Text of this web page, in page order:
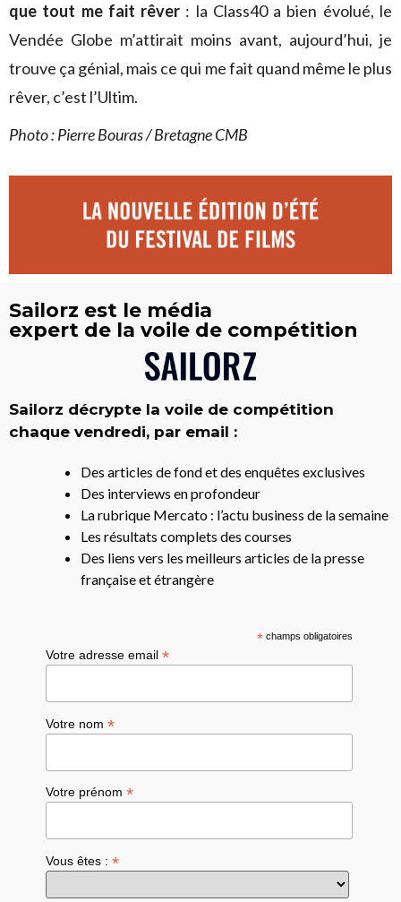
que tout me fait rêver : la Class40 a bien évolué, le
Vendée Globe m’attirait moins avant, aujourd’hui, je
trouve ça génial, mais ce qui me fait quand même le plus
rêver, c’est l’Ultim.
Photo : Pierre Bouras / Bretagne CMB
Sailorz est le média
expert de la voile de compétition
Sailorz décrypte la voile de compétition
chaque vendredi, par email :
Des articles de fond et des enquêtes exclusives
Des interviews en profondeur
La rubrique Mercato : l’actu business de la semaine
Les résultats complets des courses
Des liens vers les meilleurs articles de la presse
française et étrangère
*champs obligatoires
Votre adresse email*
Votre nom*
Votre prénom*
Vous êtes :*